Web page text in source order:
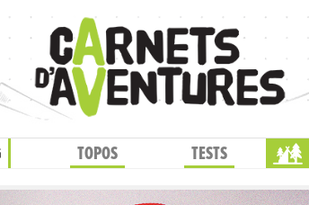
TOPOS TESTS